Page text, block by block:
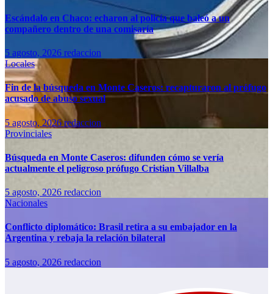
Escándalo en Chaco: echaron al policía que baleó a un
compañero dentro de una comisaría
5 agosto, 2026 redaccion
Locales
Fin de la búsqueda en Monte Caseros: recapturaron al prófugo
acusado de abuso sexual
5 agosto, 2026redaccion
Provinciales
Búsqueda en Monte Caseros: difunden cómo se vería
actualmente el peligroso prófugo Cristian Villalba
5 agosto, 2026 redaccion
Nacionales
Conflicto diplomático: Brasil retira a su embajador en la
Argentina y rebaja la relación bilateral
5 agosto, 2026 redaccion